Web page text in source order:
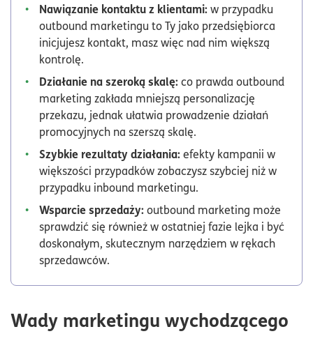
Nawiązanie kontaktu z klientami:w przypadku
outbound marketingu to Ty jako przedsiębiorca
inicjujesz kontakt, masz więc nad nim większą
kontrolę.
Działanie na szeroką skalę:co prawda outbound
marketing zakłada mniejszą personalizację
przekazu, jednak ułatwia prowadzenie działań
promocyjnych na szerszą skalę.
Szybkie rezultaty działania:efekty kampanii w
większości przypadków zobaczysz szybciej niż w
przypadku inbound marketingu.
Wsparcie sprzedaży:outbound marketing może
sprawdzić się również w ostatniej fazie lejka i być
doskonałym, skutecznym narzędziem w rękach
sprzedawców.
Wady marketingu wychodzącego